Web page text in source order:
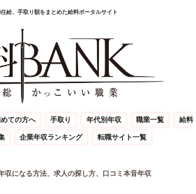
給、手取り額をまとめた給料ポータルサイト
ての方へ 手取り 年代別年収 職業一覧 給料
企業年収ランキング 転職サイト一覧
収になる方法、求人の探し方、口コミ本音年収